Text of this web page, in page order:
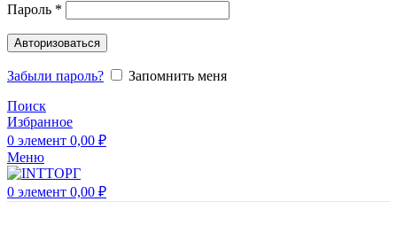
Пароль *
Авторизоваться
Забыли пароль?
Запомнить меня
Поиск
Избранное
0 элемент 0,00 ₽
Меню
0 элемент 0,00 ₽